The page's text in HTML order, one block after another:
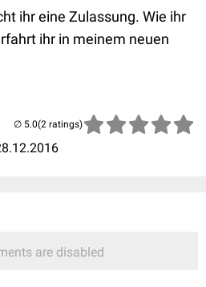
ihr eine Zulassung. Wie ihr
ihr in meinem neuen
(2 ratings)
are disabled